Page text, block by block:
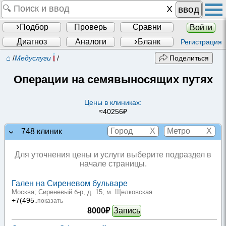
ввод
Подбор Проверь Сравни
Войти
Диагноз
Аналоги Бланк Регистрация
⌂ /Медуслуги / Поделиться
Операции на семявыносящих путях
Цены в клиниках:
≈40256₽
748 клиник X X
Для уточнения цены и услуги выберите подраздел в
начале страницы.
Гален на Сиреневом бульваре
Москва; Сиреневый б-р, д. 15; м. Щелковская
+7(495..показать
8000₽ Запись